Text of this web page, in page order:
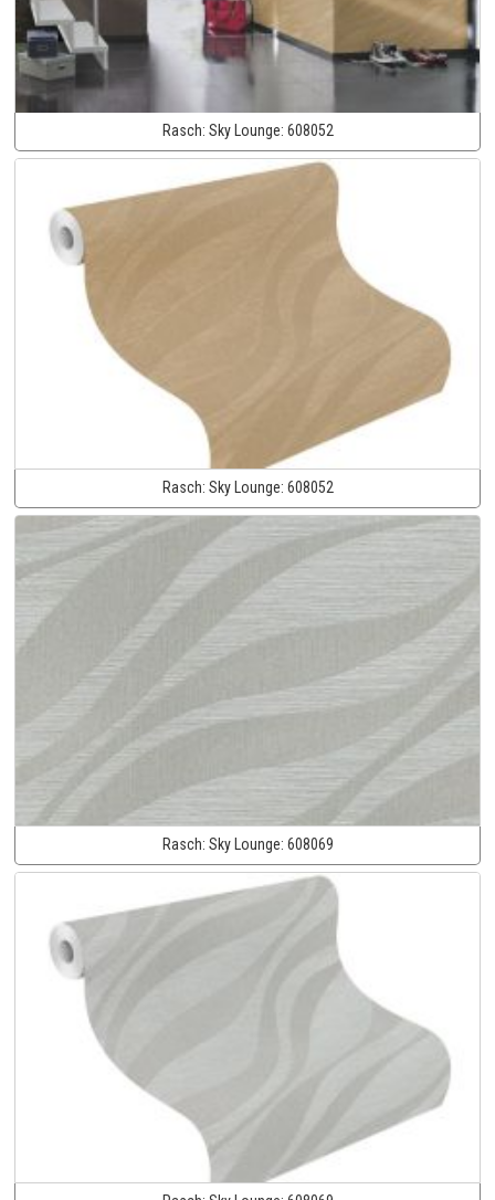
Rasch: Sky Lounge: 608052
Rasch: Sky Lounge: 608052
Rasch: Sky Lounge: 608069